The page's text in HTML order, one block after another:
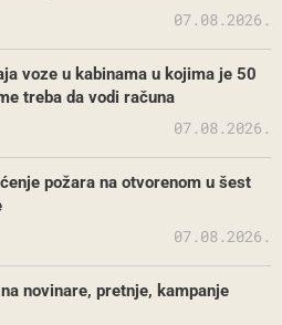
07.08.2026.
voze u kabinama u kojima je 50
treba da vodi računa
07.08.2026.
požara na otvorenom u šest
07.08.2026.
novinare, pretnje, kampanje